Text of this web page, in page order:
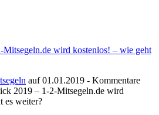
wird kostenlos! – wie geht
auf 01.01.2019 - Kommentare
2019 – 1-2-Mitsegeln.de wird
es weiter?